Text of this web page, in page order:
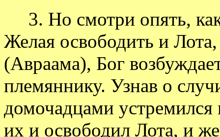
3. Но смотри опять,
Желая освободить и
(Авраама), Бог
племяннику. Узнав о
домочадцами устремился
их и освободил Лота, и